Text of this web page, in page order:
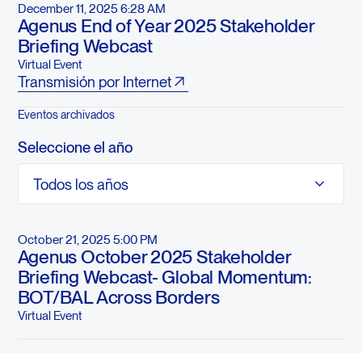
December 11, 2025 6:28 AM
Agenus End of Year 2025 Stakeholder
Briefing Webcast
Virtual Event
Transmisión por Internet
Eventos archivados
Seleccione el año
Todos los años
October 21, 2025 5:00 PM
Agenus October 2025 Stakeholder
Briefing Webcast- Global Momentum:
BOT/BAL Across Borders
Virtual Event